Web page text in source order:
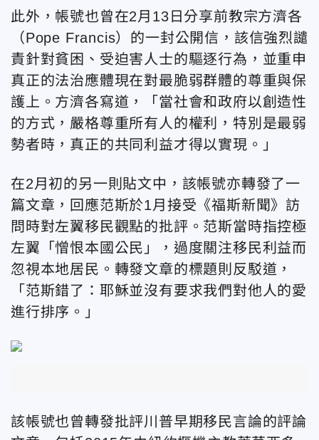
此外，帳號也曾在2月13日分享前教宗方濟各
（Pope Francis）的一封公開信，該信強烈譴
責針對貧困、受迫害人士的驅逐行為，並重申
真正的法治應體現在對最脆弱群體的尊重與保
護上。方濟各寫道，「當社會和政府以創造性
的方式，嚴格尊重所有人的權利，特別是最弱
勢者時，真正的共同利益才得以實現。」
在2月初的另一則貼文中，該帳號亦轉發了一
篇文章，回應范斯於1月接受《福斯新聞》訪
問時對左翼移民觀點的批評。范斯當時指控極
左翼「憎恨本國公民」，過度關注移民利益而
忽視本地居民。轉發文章的標題則反駁道，
「范斯錯了：耶穌並沒有要求我們對他人的愛
進行排序。」
該帳號也曾轉發批評川普早期移民言論的評論